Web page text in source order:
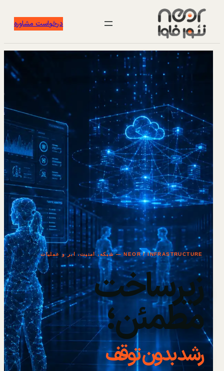
درخواست مشاوره
NEOR / INFRASTRUCTURE — شبکه، امنیت، ابر و عملیات
زیرساخت
مطمئن؛
رشد بدون توقف